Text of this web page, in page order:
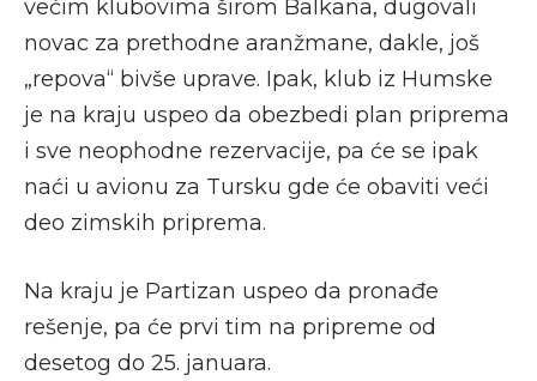
većim klubovima širom Balkana, dugovali
novac za prethodne aranžmane, dakle, još
„repova“ bivše uprave. Ipak, klub iz Humske
je na kraju uspeo da obezbedi plan priprema
i sve neophodne rezervacije, pa će se ipak
naći u avionu za Tursku gde će obaviti veći
deo zimskih priprema.
Na kraju je Partizan uspeo da pronađe
rešenje, pa će prvi tim na pripreme od
desetog do 25. januara.